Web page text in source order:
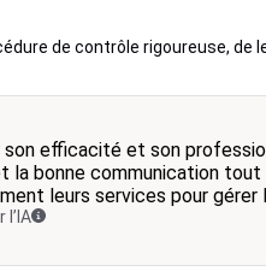
de contrôle rigoureuse, de
son efficacité et son
la bonne communication tout
leurs services pour gérer